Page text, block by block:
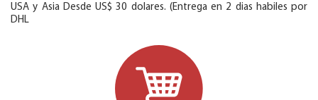
USA y Asia Desde US$ 30 dolares. (Entrega en 2 dias habiles por
DHL